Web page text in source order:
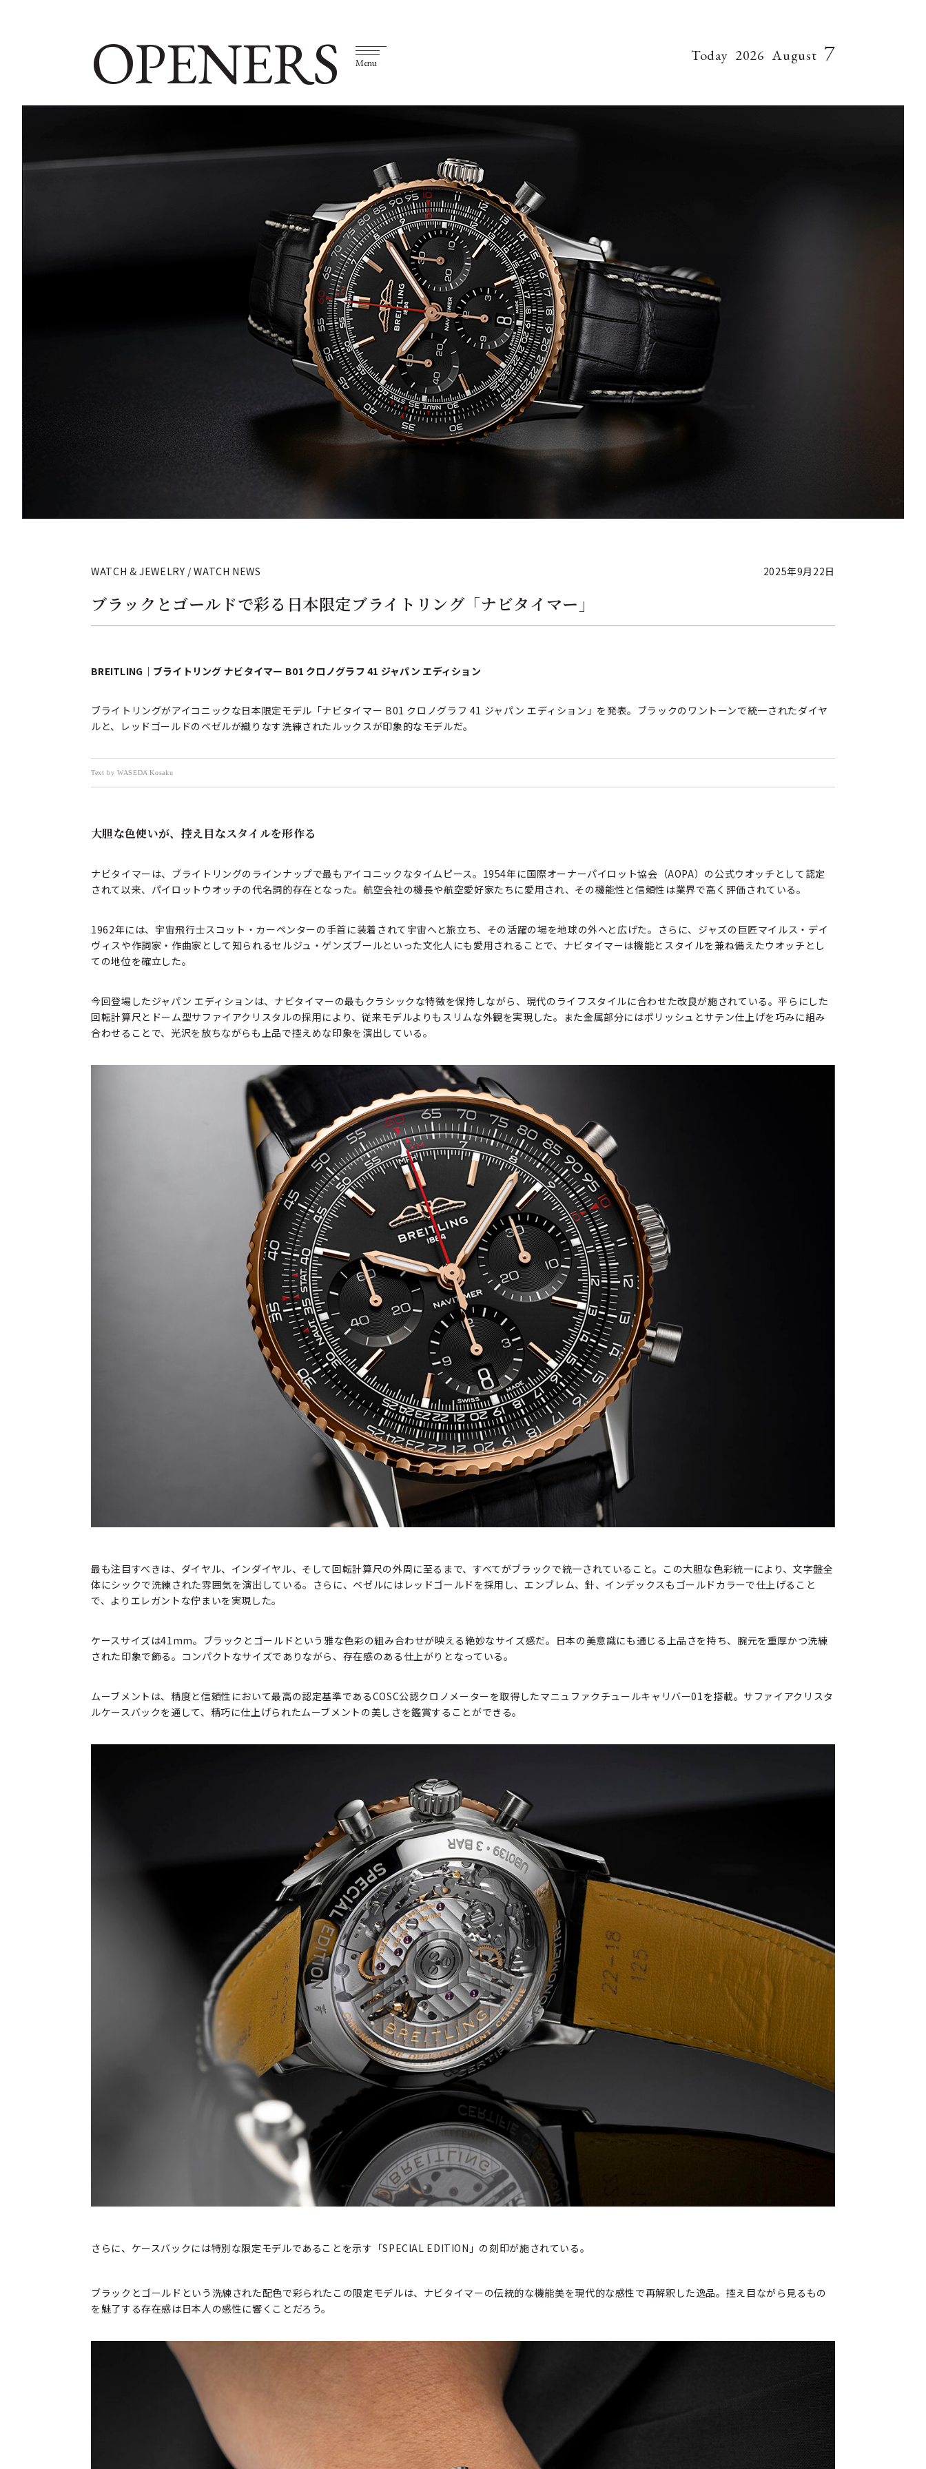
OPENERS Menu Today 2026 August 7
WATCH & JEWELRY / WATCH NEWS 2025年9月22日
ブラックとゴールドで彩る日本限定ブライトリング「ナビタイマー」
BREITLING｜ブライトリング ナビタイマー B01 クロノグラフ 41 ジャパン エディション
ブライトリングがアイコニックな日本限定モデル「ナビタイマー B01 クロノグラフ 41 ジャパン エディション」を発表。ブラックのワントーンで統一されたダイヤ
ルと、レッドゴールドのベゼルが織りなす洗練されたルックスが印象的なモデルだ。
Text by WASEDA Kosaku
大胆な色使いが、控え目なスタイルを形作る
ナビタイマーは、ブライトリングのラインナップで最もアイコニックなタイムピース。1954年に国際オーナーパイロット協会（AOPA）の公式ウオッチとして認定
されて以来、パイロットウオッチの代名詞的存在となった。航空会社の機長や航空愛好家たちに愛用され、その機能性と信頼性は業界で高く評価されている。
1962年には、宇宙飛行士スコット・カーペンターの手首に装着されて宇宙へと旅立ち、その活躍の場を地球の外へと広げた。さらに、ジャズの巨匠マイルス・デイ
ヴィスや作詞家・作曲家として知られるセルジュ・ゲンズブールといった文化人にも愛用されることで、ナビタイマーは機能とスタイルを兼ね備えたウオッチとし
ての地位を確立した。
今回登場したジャパン エディションは、ナビタイマーの最もクラシックな特徴を保持しながら、現代のライフスタイルに合わせた改良が施されている。平らにした
回転計算尺とドーム型サファイアクリスタルの採用により、従来モデルよりもスリムな外観を実現した。また金属部分にはポリッシュとサテン仕上げを巧みに組み
合わせることで、光沢を放ちながらも上品で控えめな印象を演出している。
最も注目すべきは、ダイヤル、インダイヤル、そして回転計算尺の外周に至るまで、すべてがブラックで統一されていること。この大胆な色彩統一により、文字盤全
体にシックで洗練された雰囲気を演出している。さらに、ベゼルにはレッドゴールドを採用し、エンブレム、針、インデックスもゴールドカラーで仕上げること
で、よりエレガントな佇まいを実現した。
ケースサイズは41mm。ブラックとゴールドという雅な色彩の組み合わせが映える絶妙なサイズ感だ。日本の美意識にも通じる上品さを持ち、腕元を重厚かつ洗練
された印象で飾る。コンパクトなサイズでありながら、存在感のある仕上がりとなっている。
ムーブメントは、精度と信頼性において最高の認定基準であるCOSC公認クロノメーターを取得したマニュファクチュールキャリバー01を搭載。サファイアクリスタ
ルケースバックを通して、精巧に仕上げられたムーブメントの美しさを鑑賞することができる。
さらに、ケースバックには特別な限定モデルであることを示す「SPECIAL EDITION」の刻印が施されている。
ブラックとゴールドという洗練された配色で彩られたこの限定モデルは、ナビタイマーの伝統的な機能美を現代的な感性で再解釈した逸品。控え目ながら見るもの
を魅了する存在感は日本人の感性に響くことだろう。